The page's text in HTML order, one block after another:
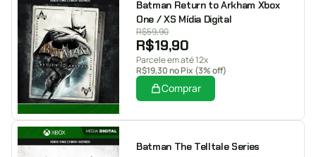
Batman Return to Arkham Xbox
One / XS Mídia Digital
R$59,90
R$19,90
Parcele em até 12x
R$19,30no Pix (3% off)
Comprar
Batman The Telltale Series